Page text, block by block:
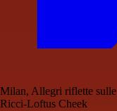
Milan, Allegri riflette
Ricci-Loftus Cheek